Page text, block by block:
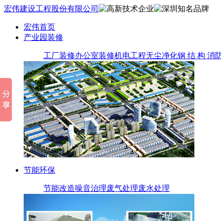
宏伟建设工程股份有限公司
宏伟首页
产业园装修
工厂装修办公室装修机电工程无尘净化钢 结 构 消
节能环保
节能改造噪音治理废气处理废水处理